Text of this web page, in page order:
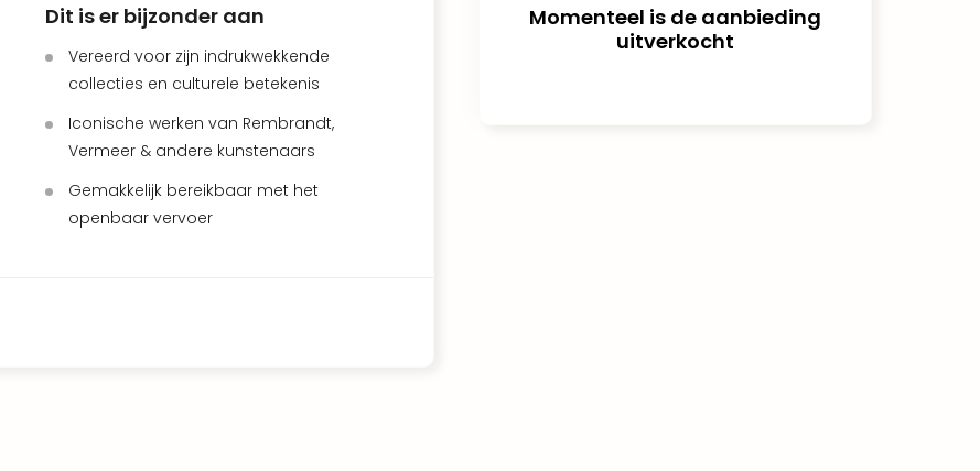
Momenteel is de aanbieding
uitverkocht
Dit is er bijzonder aan
Vereerd voor zijn indrukwekkende
collecties en culturele betekenis
Iconische werken van Rembrandt,
Vermeer & andere kunstenaars
Gemakkelijk bereikbaar met het
openbaar vervoer